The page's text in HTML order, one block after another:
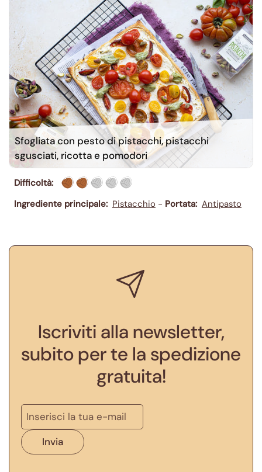
Sfogliata con pesto di pistacchi, pistacchi
sgusciati, ricotta e pomodori
Difficoltà:
2/5
Ingrediente principale: Pistacchio - Portata: Antipasto
Iscriviti alla newsletter,
subito per te la spedizione
gratuita!
Invia